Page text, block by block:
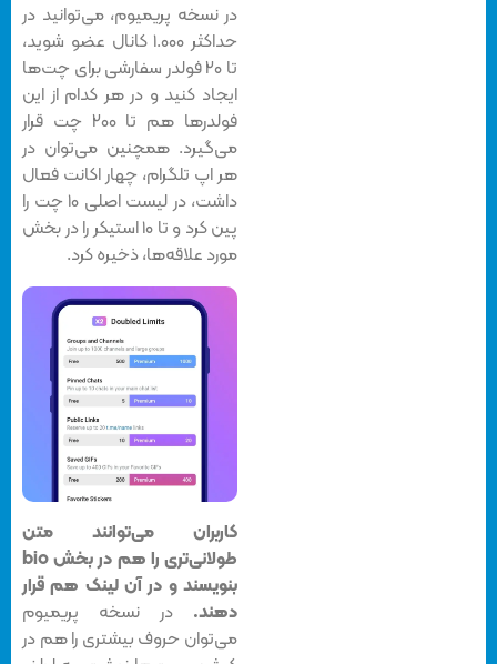
در نسخه پریمیوم، می‌توانید در
حداکثر ۱.۰۰۰ کانال عضو شوید،
تا ۲۰ فولدر سفارشی برای چت‌ها
ایجاد کنید و در هر کدام از این
فولدرها هم تا ۲۰۰ چت قرار
می‌گیرد. همچنین می‌توان در
هر اپ تلگرام، چهار اکانت فعال
داشت، در لیست اصلی ۱۰ چت را
پین کرد و تا ۱۰ استیکر را در بخش
مورد علاقه‌ها، ذخیره کرد.
کاربران می‌توانند متن
طولانی‌تری را هم در بخش bio
بنویسند و در آن لینک هم قرار
دهند.در نسخه پریمیوم
می‌توان حروف بیشتری را هم در